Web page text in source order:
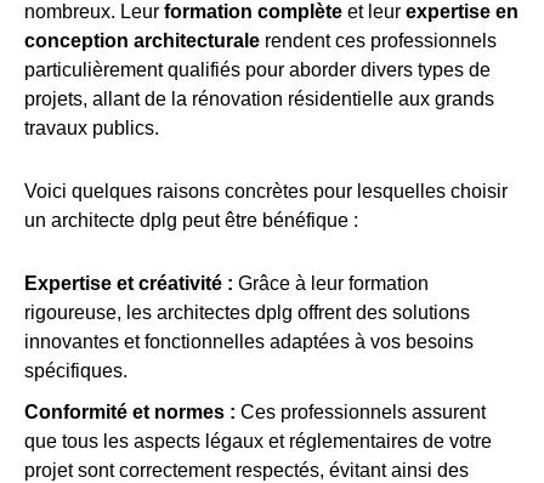
nombreux. Leur formation complète et leur expertise en
conception architecturale rendent ces professionnels
particulièrement qualifiés pour aborder divers types de
projets, allant de la rénovation résidentielle aux grands
travaux publics.
Voici quelques raisons concrètes pour lesquelles choisir
un architecte dplg peut être bénéfique :
Expertise et créativité : Grâce à leur formation
rigoureuse, les architectes dplg offrent des solutions
innovantes et fonctionnelles adaptées à vos besoins
spécifiques.
Conformité et normes : Ces professionnels assurent
que tous les aspects légaux et réglementaires de votre
projet sont correctement respectés, évitant ainsi des